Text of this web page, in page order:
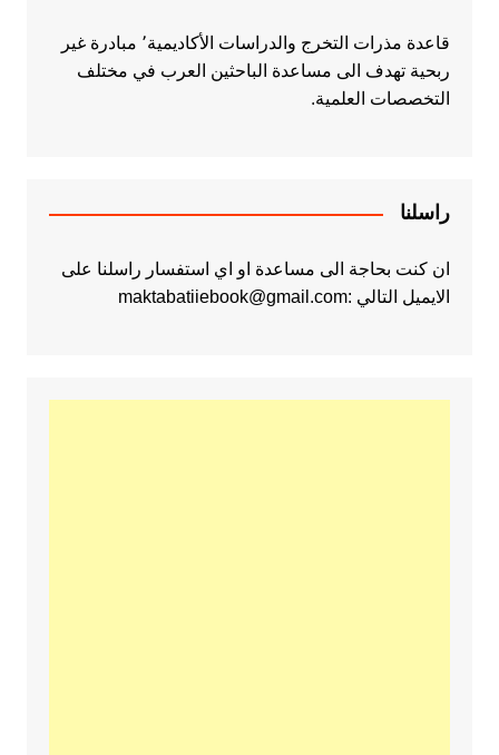
قاعدة مذرات التخرج والدراسات الأكاديمية٬ مبادرة غير
ربحية تهدف الى مساعدة الباحثين العرب في مختلف
التخصصات العلمية.
راسلنا
ان كنت بحاجة الى مساعدة او اي استفسار راسلنا على
الايميل التالي :maktabatiiebook@gmail.com